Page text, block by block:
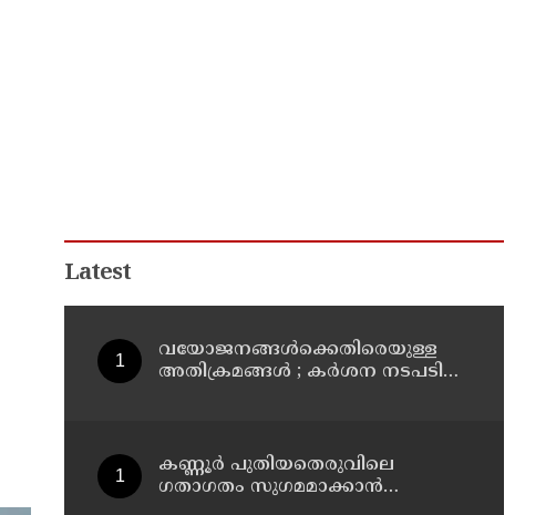
Latest
വയോജനങ്ങൾക്കെതിരെയുള്ള
അതിക്രമങ്ങൾ ; കർശന നടപടി
കണ്ണൂർ പുതിയതെരുവിലെ
ഗതാഗതം സുഗമമാക്കാന്‍